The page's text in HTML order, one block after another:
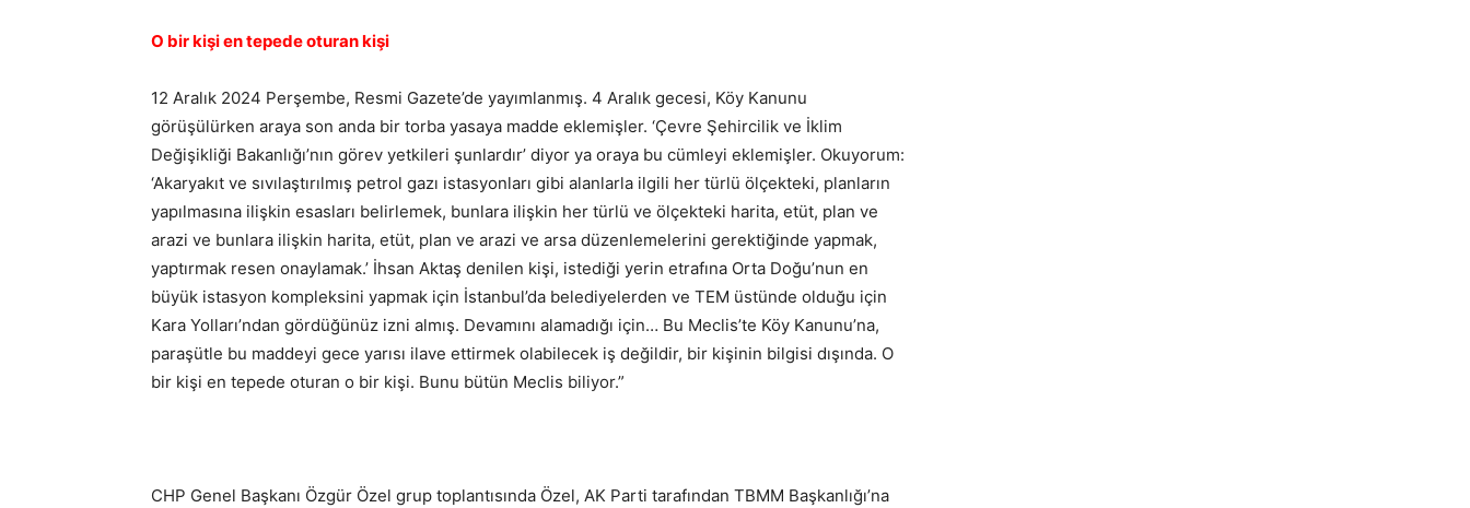
O bir kişi en tepede oturan kişi
12 Aralık 2024 Perşembe, Resmi Gazete’de yayımlanmış. 4 Aralık gecesi, Köy Kanunu
görüşülürken araya son anda bir torba yasaya madde eklemişler. ‘Çevre Şehircilik ve İklim
Değişikliği Bakanlığı’nın görev yetkileri şunlardır’ diyor ya oraya bu cümleyi eklemişler. Okuyorum:
‘Akaryakıt ve sıvılaştırılmış petrol gazı istasyonları gibi alanlarla ilgili her türlü ölçekteki, planların
yapılmasına ilişkin esasları belirlemek, bunlara ilişkin her türlü ve ölçekteki harita, etüt, plan ve
arazi ve bunlara ilişkin harita, etüt, plan ve arazi ve arsa düzenlemelerini gerektiğinde yapmak,
yaptırmak resen onaylamak.’ İhsan Aktaş denilen kişi, istediği yerin etrafına Orta Doğu’nun en
büyük istasyon kompleksini yapmak için İstanbul’da belediyelerden ve TEM üstünde olduğu için
Kara Yolları’ndan gördüğünüz izni almış. Devamını alamadığı için… Bu Meclis’te Köy Kanunu’na,
paraşütle bu maddeyi gece yarısı ilave ettirmek olabilecek iş değildir, bir kişinin bilgisi dışında. O
bir kişi en tepede oturan o bir kişi. Bunu bütün Meclis biliyor.”
CHP Genel Başkanı Özgür Özel grup toplantısında Özel, AK Parti tarafından TBMM Başkanlığı’na